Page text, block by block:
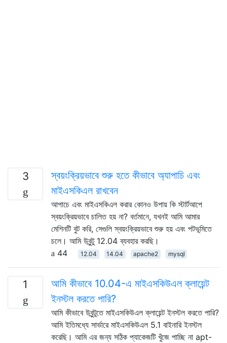
3
স্বয়ংক্রিয়ভাবে শুরু হতে কীভাবে অ্যাপাচি এবং
মাইএসকিএল রাখবেন
আপাচে এবং মাইএসকিএল করার কোনও উপায় কি স্টার্টআপে
স্বয়ংক্রিয়ভাবে চালিত হয় না? বর্তমানে, যখনই আমি আমার
মেশিনটি বুট করি, সেগুলি স্বয়ংক্রিয়ভাবে শুরু হয় এবং পটভূমিতে
চলে। আমি উবুন্টু 12.04 ব্যবহার করছি।
44
12.04 14.04 apache2 mysql
1
আমি কীভাবে 10.04-এ মাইএসকিউএল ক্লায়েন্ট
ইনস্টল করতে পারি?
আমি কীভাবে উবুন্টুতে মাইএসকিউএল ক্লায়েন্ট ইনস্টল করতে পারি?
আমি ইতিমধ্যে সার্ভারে মাইএসকিউএল 5.1 বাইনারি ইনস্টল
করেছি। আমি এর জন্য সঠিক প্যাকেজটি খুঁজে পাচ্ছি না apt-